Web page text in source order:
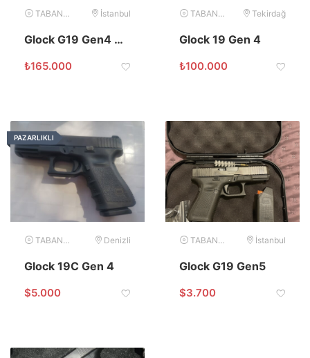
TABANCA İstanbul
Glock G19 Gen4 AUSTRIA
₺165.000
TABANCA Tekirdağ
Glock 19 Gen 4
₺100.000
PAZARLIKLI
TABANCA Denizli
Glock 19C Gen 4
$5.000
TABANCA İstanbul
Glock G19 Gen5
$3.700